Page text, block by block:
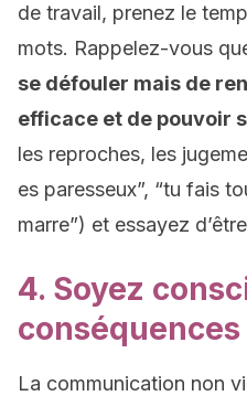
de travail, prenez le
mots. Rappelez-vous
se défouler mais de
efficace et de pouvoir
les reproches, les
es paresseux”, “tu fais
marre”) et essayez
4. Soyez
conséquences
La communication non